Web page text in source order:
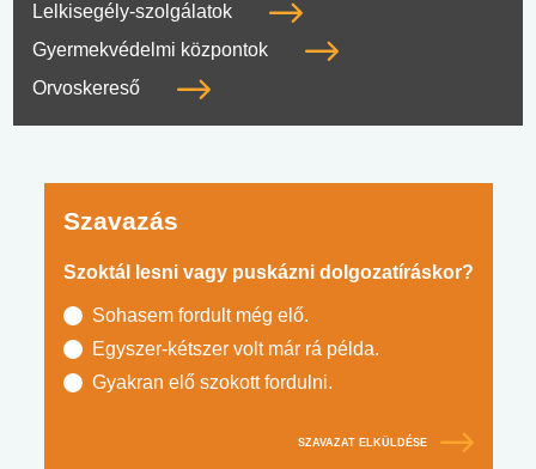
Lelkisegély-szolgálatok
Gyermekvédelmi központok
Orvoskereső
Szavazás
Szoktál lesni vagy puskázni dolgozatíráskor?
Sohasem fordult még elő.
Egyszer-kétszer volt már rá példa.
Gyakran elő szokott fordulni.
SZAVAZAT ELKÜLDÉSE